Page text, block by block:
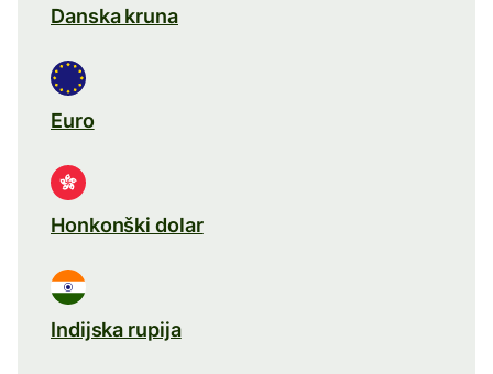
Danska kruna
Euro
Honkonški dolar
Indijska rupija